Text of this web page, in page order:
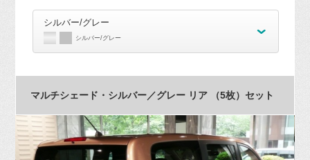
シルバー/グレー
シルバー/グレー
マルチシェード・シルバー／グレー リア （5枚）セット